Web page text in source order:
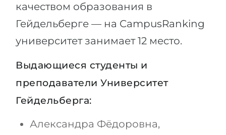
качеством образования в
Гейдельберге — на CampusRanking
университет занимает 12 место.
Выдающиеся студенты и
преподаватели Университет
Гейдельберга:
Александра Фёдоровна,